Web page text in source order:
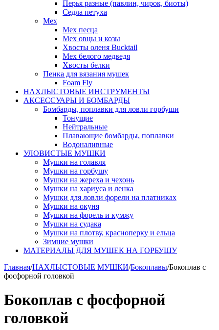
Перья разные (павлин, чирок, биоты)
Седла петуха
Мех
Мех песца
Мех овцы и козы
Хвосты оленя Bucktail
Мех белого медведя
Хвосты белки
Пенка для вязания мушек
Foam Fly
НАХЛЫСТОВЫЕ ИНСТРУМЕНТЫ
АКCЕССУАРЫ И БОМБАРДЫ
Бомбарды, поплавки для ловли горбуши
Тонущие
Нейтральные
Плавающие бомбарды, поплавки
Водоналивные
УЛОВИСТЫЕ МУШКИ
Мушки на голавля
Мушки на горбушу
Мушки на жереха и чехонь
Мушки на хариуса и ленка
Мушки для ловли форели на платниках
Мушки на окуня
Мушки на форель и кумжу
Мушки на судака
Мушки на плотву, красноперку и ельца
Зимние мушки
МАТЕРИАЛЫ ДЛЯ МУШЕК НА ГОРБУШУ
Главная/НАХЛЫСТОВЫЕ МУШКИ/Бокоплавы/Бокоплав с
фосфорной головкой
Бокоплав с фосфорной
головкой